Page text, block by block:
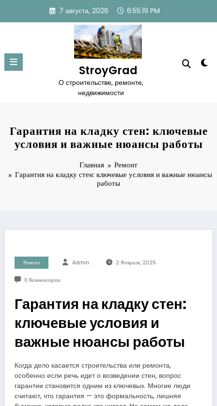
содержимому
7 августа, 2026 6:55:20 PM
StroyGrad
О строительстве, ремонте,
недвижимости
Гарантия на кладку стен: ключевые
условия и важные нюансы работы
Главная
Ремонт
Гарантия на кладку стен: ключевые условия и важные нюансы
работы
Ремонт Admin 2 Февраля, 2025
0 Комментарии
Гарантия на кладку стен:
ключевые условия и
важные нюансы работы
Когда дело касается строительства или ремонта,
особенно если речь идет о возведении стен, вопрос
гарантии становится одним из ключевых. Многие люди
считают, что гарантия — это формальность, лишняя